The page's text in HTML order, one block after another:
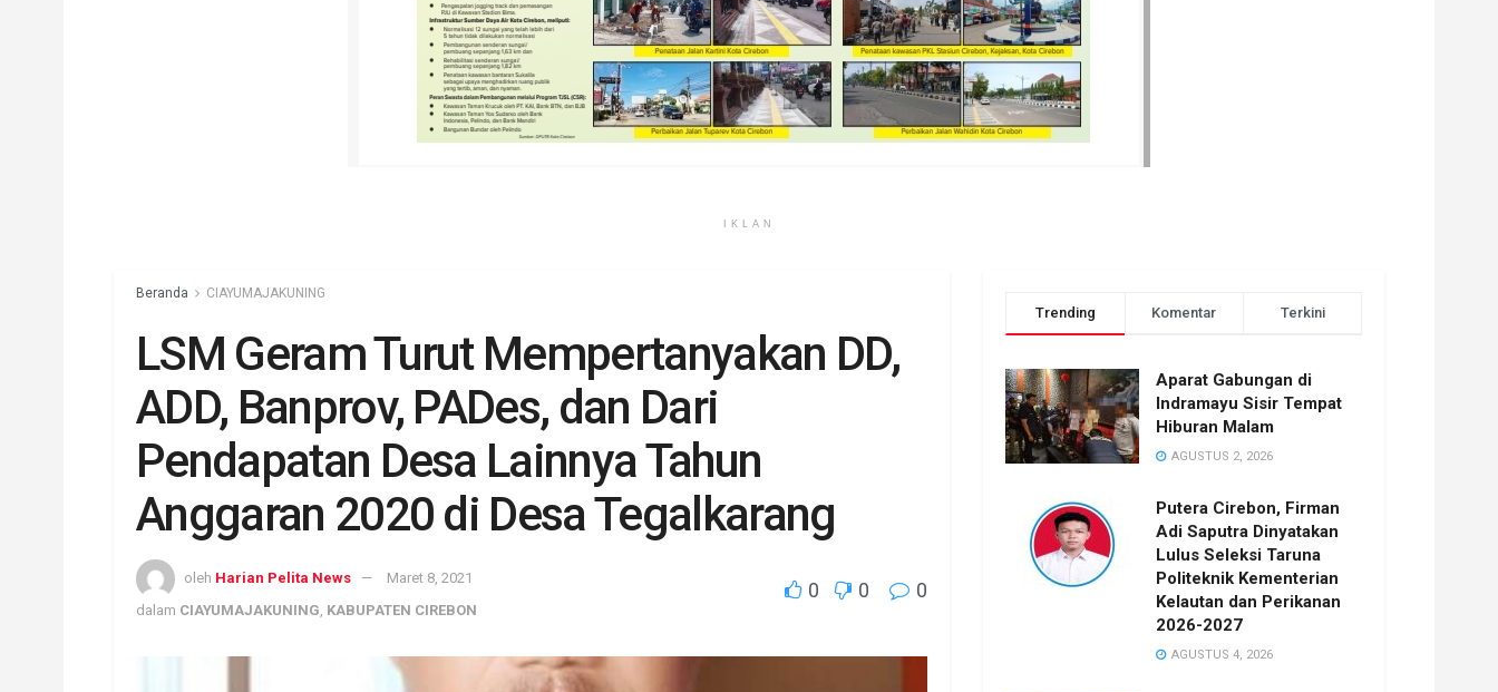
IKLAN
Beranda CIAYUMAJAKUNING
LSM Geram Turut Mempertanyakan DD,
ADD, Banprov, PADes, dan Dari
Pendapatan Desa Lainnya Tahun
Anggaran 2020 di Desa Tegalkarang
oleh Harian Pelita News
Maret 8, 2021
dalam CIAYUMAJAKUNING, KABUPATEN CIREBON
0 0 0
Trending Komentar Terkini
Aparat Gabungan di
Indramayu Sisir Tempat
Hiburan Malam
AGUSTUS 2, 2026
Putera Cirebon, Firman
Adi Saputra Dinyatakan
Lulus Seleksi Taruna
Politeknik Kementerian
Kelautan dan Perikanan
2026-2027
AGUSTUS 4, 2026